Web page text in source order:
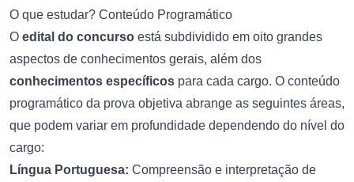
O que estudar? Conteúdo Programático
O edital do concurso está subdividido em oito grandes
aspectos de conhecimentos gerais, além dos
conhecimentos específicos para cada cargo. O conteúdo
programático da prova objetiva abrange as seguintes áreas,
que podem variar em profundidade dependendo do nível do
cargo:
Língua Portuguesa: Compreensão e interpretação de